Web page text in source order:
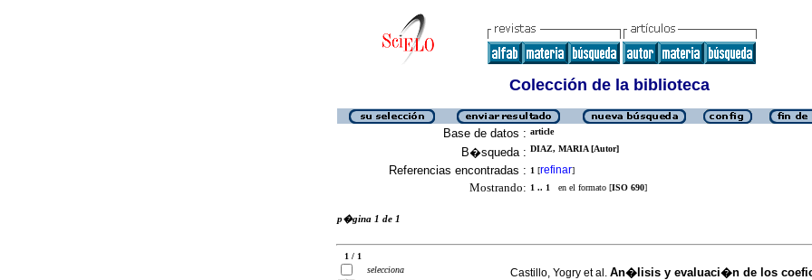
Colección de la biblioteca
Base de datos : article
B�squeda : DIAZ, MARIA [Autor]
Referencias encontradas : 1 [refinar]
Mostrando: 1 .. 1 en el formato [ISO 690]
p�gina 1 de 1
1 / 1
selecciona
Castillo, Yogry et al. An�lisis y evaluaci�n de los